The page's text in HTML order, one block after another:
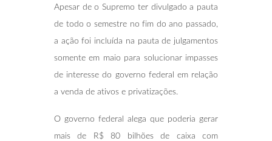
Apesar de o Supremo ter divulgado a pauta
de todo o semestre no fim do ano passado,
a ação foi incluída na pauta de julgamentos
somente em maio para solucionar impasses
de interesse do governo federal em relação
a venda de ativos e privatizações.
O governo federal alega que poderia gerar
mais de R$ 80 bilhões de caixa com